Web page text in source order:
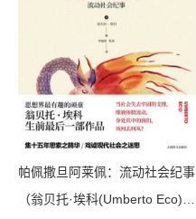
帕佩撒旦阿莱佩：流动社会纪事
（翁贝托·埃科(Umberto Eco)）